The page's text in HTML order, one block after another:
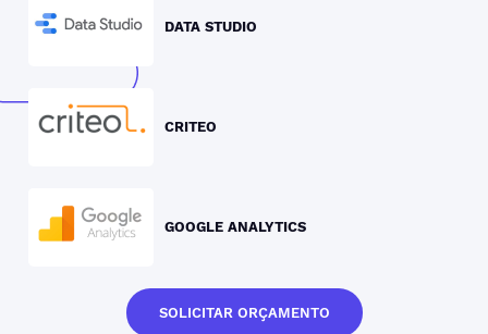
DATA STUDIO
CRITEO
GOOGLE ANALYTICS
SOLICITAR ORÇAMENTO